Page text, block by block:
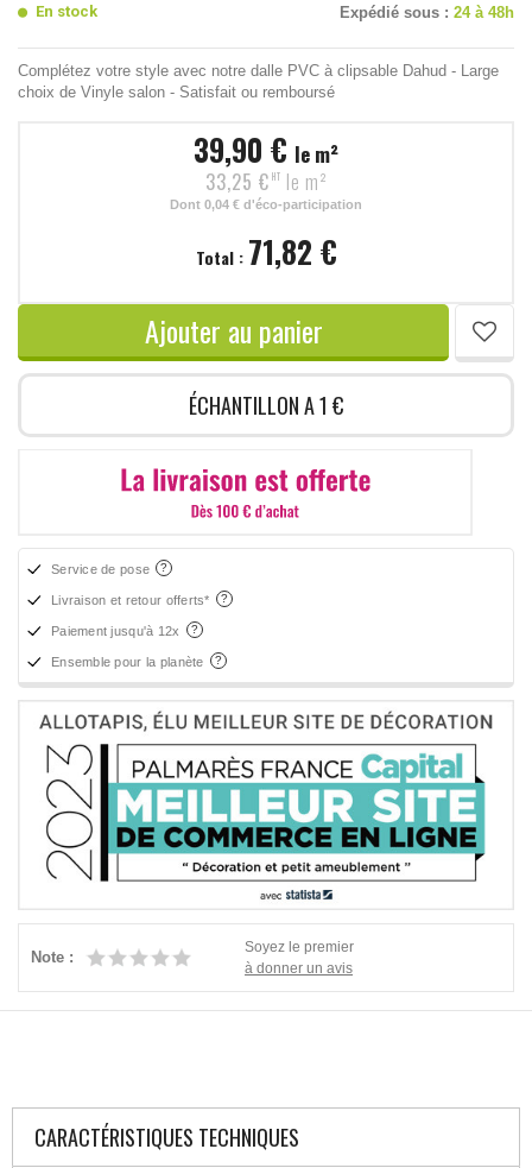
En stock Expédié sous : 24 à 48h
Complétez votre style avec notre dalle PVC à clipsable Dahud - Large
choix de Vinyle salon - Satisfait ou remboursé
39,90 € le m²
33,25 € HT le m²
Dont 0,04 € d'éco-participation
Total : 71,82 €
Ajouter au panier
ÉCHANTILLON A 1 €
Service de pose
Livraison et retour offerts*
Paiement jusqu'à 12x
Ensemble pour la planète
Note :
Soyez le premier
à donner un avis
CARACTÉRISTIQUES TECHNIQUES